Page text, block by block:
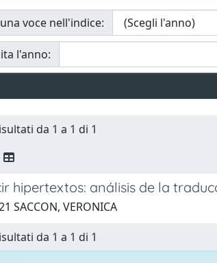
voce nell'indice:
l'anno:
da 1 a 1 di 1
hipertextos: análisis de la
SACCON, VERONICA
da 1 a 1 di 1